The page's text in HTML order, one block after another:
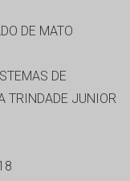
DE MATO
DE
TRINDADE JUNIOR